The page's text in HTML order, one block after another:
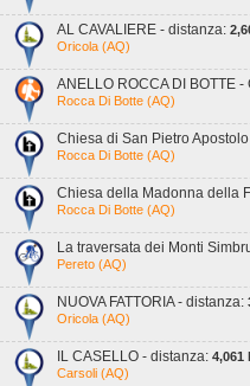
AL CAVALIERE - distanza:
Oricola (AQ)
ANELLO ROCCA DI BOTTE
Rocca Di Botte (AQ)
Chiesa di San Pietro
Rocca Di Botte (AQ)
Chiesa della Madonna della
Rocca Di Botte (AQ)
La traversata dei Monti
Pereto (AQ)
NUOVA FATTORIA - distanza:
Oricola (AQ)
IL CASELLO - distanza: 4,061
Carsoli (AQ)